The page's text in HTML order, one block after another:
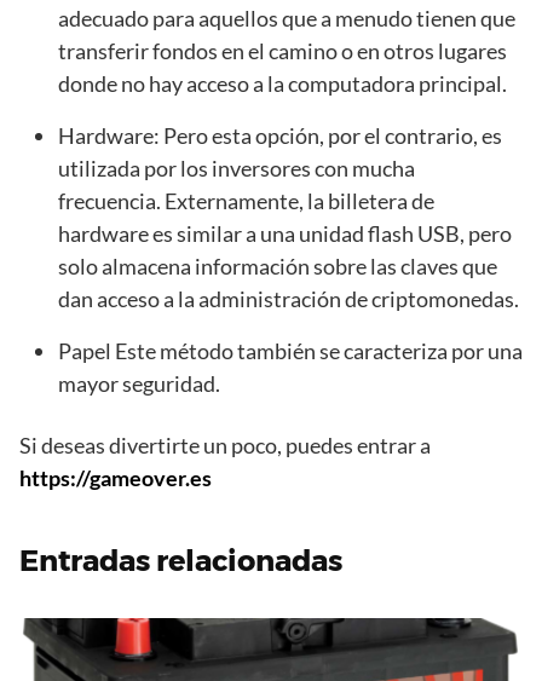
adecuado para aquellos que a menudo tienen que
transferir fondos en el camino o en otros lugares
donde no hay acceso a la computadora principal.
Hardware: Pero esta opción, por el contrario, es
utilizada por los inversores con mucha
frecuencia. Externamente, la billetera de
hardware es similar a una unidad flash USB, pero
solo almacena información sobre las claves que
dan acceso a la administración de criptomonedas.
Papel Este método también se caracteriza por una
mayor seguridad.
Si deseas divertirte un poco, puedes entrar a
https://gameover.es
Entradas relacionadas